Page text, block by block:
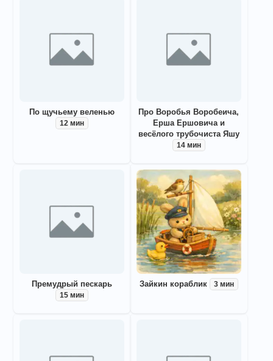
По щучьему веленью
12 мин
Про Воробья Воробеича,
Ерша Ершовича и
весёлого трубочиста Яшу
14 мин
Премудрый пескарь
15 мин
Зайкин кораблик 3 мин